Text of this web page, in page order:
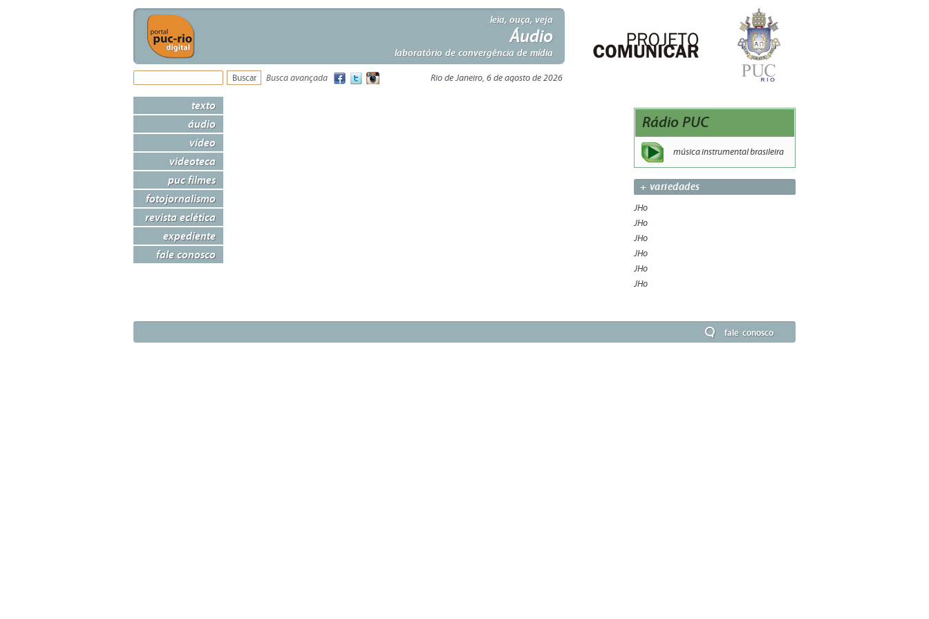
leia, ouça, veja
Áudio
laboratório de convergência de mídia
Busca avançada Rio de Janeiro, 6 de agosto de 2026
texto
áudio
vídeo
videoteca
puc filmes
fotojornalismo
revista eclética
expediente
fale conosco
Rádio PUC
música instrumental brasileira
+ variedades
JHo
JHo
JHo
JHo
JHo
JHo
fale conosco